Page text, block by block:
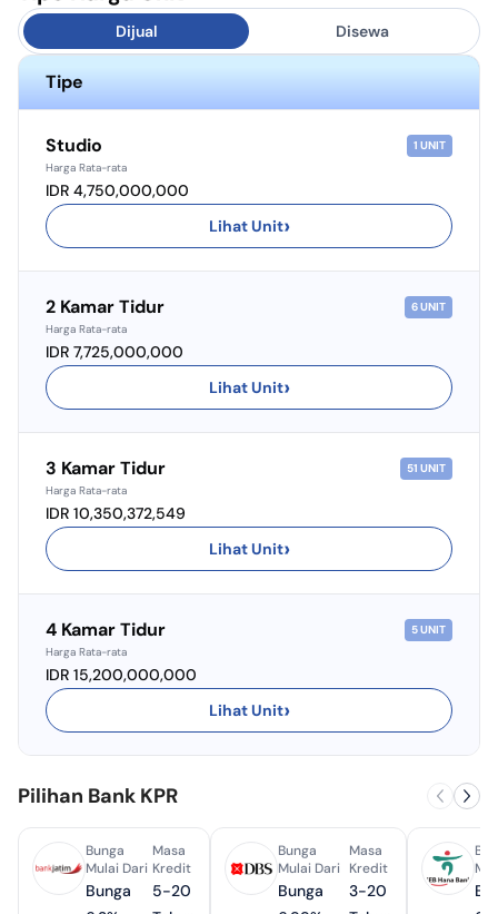
Dijual Disewa
Tipe
Studio 1 UNIT
Harga Rata-rata
IDR 4,750,000,000
Lihat Unit›
2 Kamar Tidur 6UNIT
Harga Rata-rata
IDR 7,725,000,000
Lihat Unit›
3 Kamar Tidur 51 UNIT
Harga Rata-rata
IDR 10,350,372,549
Lihat Unit›
4 Kamar Tidur 5UNIT
Harga Rata-rata
IDR 15,200,000,000
Lihat Unit›
Pilihan Bank KPR
Bunga
Mulai Dari
Bunga
Masa
Kredit
5-20
Bunga
Mulai Dari
Bunga
Masa
Kredit
3-20